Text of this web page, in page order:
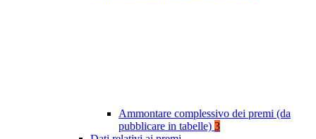
Ammontare complessivo dei premi (da
pubblicare in tabelle) 3